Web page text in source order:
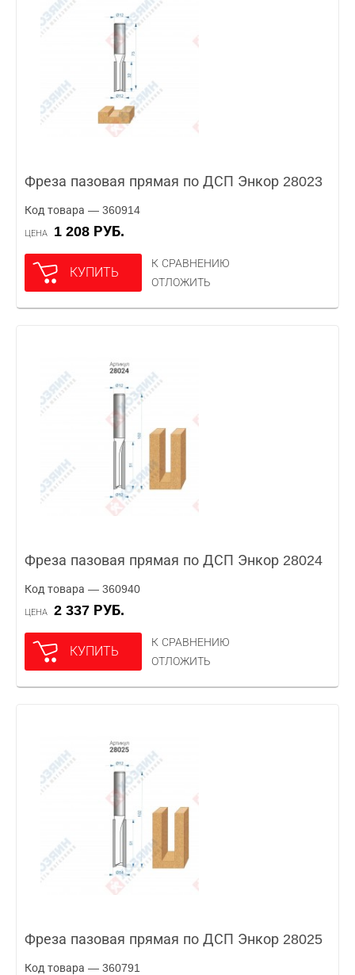
Фреза пазовая прямая по ДСП Энкор 28023
Код товара — 360914
ЦЕНА 1 208 РУБ.
КУПИТЬ
К СРАВНЕНИЮ
ОТЛОЖИТЬ
Фреза пазовая прямая по ДСП Энкор 28024
Код товара — 360940
ЦЕНА 2 337 РУБ.
КУПИТЬ
К СРАВНЕНИЮ
ОТЛОЖИТЬ
Фреза пазовая прямая по ДСП Энкор 28025
Код товара — 360791